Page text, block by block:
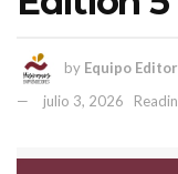
by Equipo
julio 3, 2026